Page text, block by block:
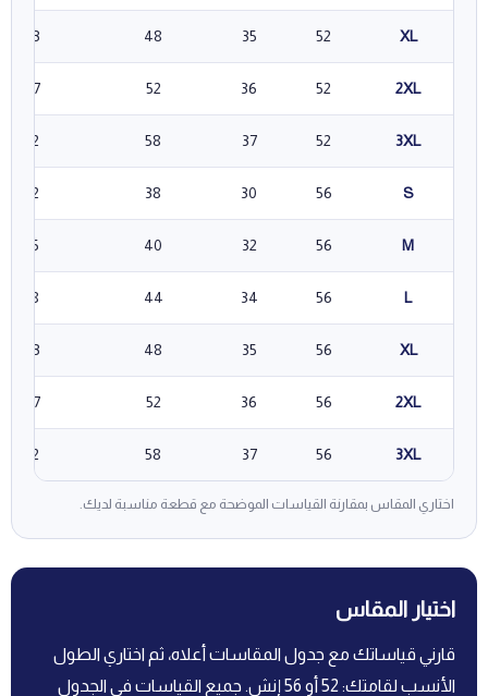
XL
52
35
48
43
2XL
52
36
52
47
3XL
52
37
58
52
S
56
30
38
32
M
56
32
40
35
L
56
34
44
38
XL
56
35
48
43
2XL
56
36
52
47
3XL
56
37
58
52
اختاري المقاس بمقارنة القياسات الموضحة مع قطعة مناسبة لديك.
اختيار المقاس
قارني قياساتك مع جدول المقاسات أعلاه، ثم اختاري الطول
الأنسب لقامتك: 52 أو 56 إنش. جميع القياسات في الجدول